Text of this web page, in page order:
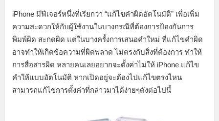
iPhone มีฟีเจอร์หนึ่งที่เรียกว่า “แก้ไขคำผิดอัตโนมัติ” เพื่อเพิ่ม
ความสะดวกให้กับผู้ใช้งานในบางกรณีที่ต้องการป้องกันการ
พิมพ์ผิด สะกดผิด แต่ในบางครั้งการเสนอคำใหม่ ที่แก้ไขคำผิด
อาจทำให้เกิดข้อความที่ผิดพลาด ไม่ตรงกับสิ่งที่ต้องการ ทำให้
การสื่อสารผิด หลายคนเลยอยากจะตั้งค่าไม่ให้ iPhone แก้ไข
คำให้แบบอัตโนมัติ หากเปิดอยู่จะต้องไปแก้ไขตรงไหน
สามารถแก้ไขการตั้งค่าที่กล่าวมาได้ง่ายๆดังต่อไปนี้